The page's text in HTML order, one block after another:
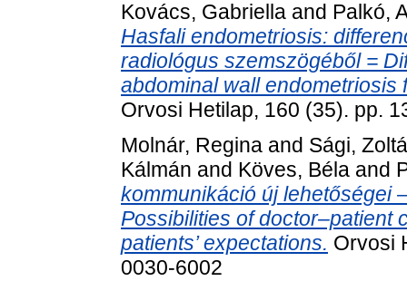
Kovács, Gabriella and Palkó,
Hasfali endometriosis:
radiológus szemszögéből =
abdominal wall endometriosis
Orvosi Hetilap, 160 (35). pp.
Molnár, Regina and Sági,
Kálmán and Köves, Béla and
kommunikáció új lehetőségei
Possibilities of doctor–patient
patients’ expectations. Orvosi
0030-6002